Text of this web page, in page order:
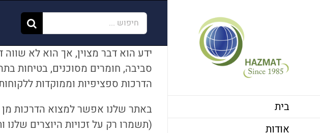
בית
אודות
חיפוש...
ידע הוא דבר מצוין, אך הוא לא
סביבה, חומרים מסוכנים, בטיחות
הדרכות ספציפיות וממוקדות
באתר שלנו אפשר למצוא הדרכות
(תשמרו רק על זכויות היוצרים